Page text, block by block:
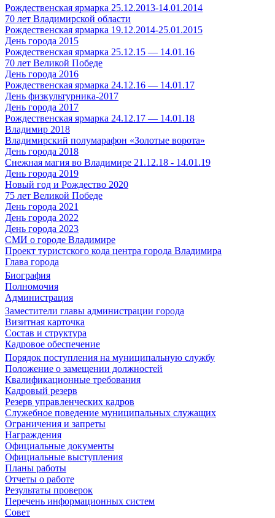
Рождественская ярмарка 25.12.2013-14.01.2014
70 лет Владимирской области
Рождественская ярмарка 19.12.2014-25.01.2015
День города 2015
Рождественская ярмарка 25.12.15 — 14.01.16
70 лет Великой Победе
День города 2016
Рождественская ярмарка 24.12.16 — 14.01.17
День физкультурника-2017
День города 2017
Рождественская ярмарка 24.12.17 — 14.01.18
Владимир 2018
Владимирский полумарафон «Золотые ворота»
День города 2018
Снежная магия во Владимире 21.12.18 - 14.01.19
День города 2019
Новый год и Рождество 2020
75 лет Великой Победе
День города 2021
День города 2022
День города 2023
СМИ о городе Владимире
Проект туристского кода центра города Владимира
Глава города
Биография
Полномочия
Администрация
Заместители главы администрации города
Визитная карточка
Состав и структура
Кадровое обеспечение
Порядок поступления на муниципальную службу
Положение о замещении должностей
Квалификационные требования
Кадровый резерв
Резерв управленческих кадров
Служебное поведение муниципальных служащих
Ограничения и запреты
Награждения
Официальные документы
Официальные выступления
Планы работы
Отчеты о работе
Результаты проверок
Перечень информационных систем
Совет